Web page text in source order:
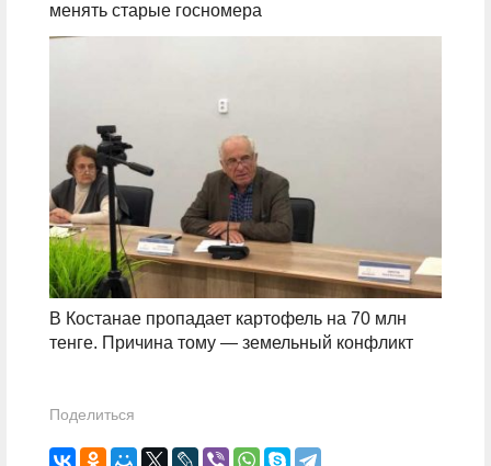
менять старые госномера
В Костанае пропадает картофель на 70 млн
тенге. Причина тому — земельный конфликт
Поделиться